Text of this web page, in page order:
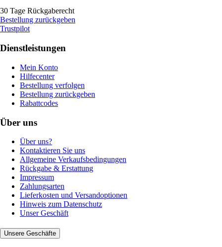
30 Tage Rückgaberecht
Bestellung zurückgeben
Trustpilot
Dienstleistungen
Mein Konto
Hilfecenter
Bestellung verfolgen
Bestellung zurückgeben
Rabattcodes
Über uns
Über uns?
Kontaktieren Sie uns
Allgemeine Verkaufsbedingungen
Rückgabe & Erstattung
Impressum
Zahlungsarten
Lieferkosten und Versandoptionen
Hinweis zum Datenschutz
Unser Geschäft
Unsere Geschäfte